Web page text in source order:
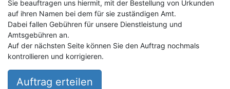
Sie beauftragen uns hiermit, mit der Bestellung von Urkunden
auf ihren Namen bei dem für sie zuständigen Amt.
Dabei fallen Gebühren für unsere Dienstleistung und
Amtsgebühren an.
Auf der nächsten Seite können Sie den Auftrag nochmals
kontrollieren und korrigieren.
Auftrag erteilen